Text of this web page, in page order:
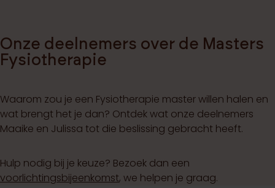
Onze deelnemers over de Masters
Fysiotherapie
Waarom zou je een Fysiotherapie master willen halen en
wat brengt het je dan? Ontdek wat onze deelnemers
Maaike en Julissa tot die beslissing gebracht heeft.
Hulp nodig bij je keuze? Bezoek dan een
voorlichtingsbijeenkomst, we helpen je graag.